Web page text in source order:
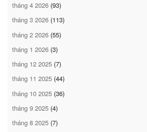
tháng 4 2026 (93)
tháng 3 2026 (113)
tháng 2 2026 (55)
tháng 1 2026 (3)
tháng 12 2025 (7)
tháng 11 2025 (44)
tháng 10 2025 (36)
tháng 9 2025 (4)
tháng 8 2025 (7)